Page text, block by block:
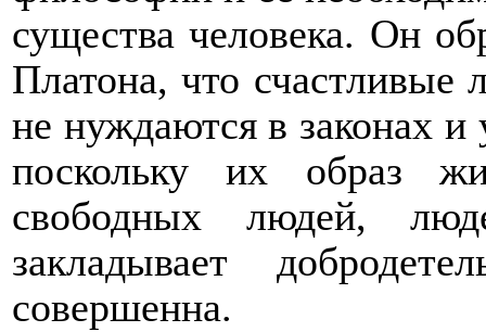
существа человека. Он
Платона, что
не нуждаются в законах
поскольку их образ
свободных людей,
закладывает
совершенна.